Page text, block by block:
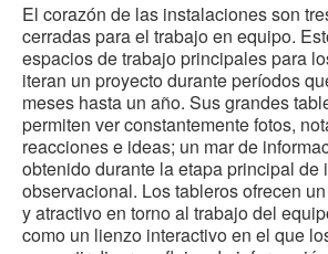
El corazón de las instalaciones son
cerradas para el trabajo en equipo.
espacios de trabajo principales para
iteran un proyecto durante períodos
meses hasta un año. Sus grandes
permiten ver constantemente fotos,
reacciones e ideas; un mar de
obtenido durante la etapa principal de
observacional. Los tableros ofrecen
y atractivo en torno al trabajo del
como un lienzo interactivo en el que